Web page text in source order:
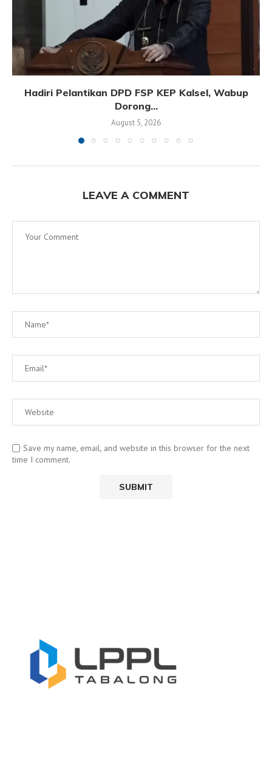
Hadiri Pelantikan DPD FSP KEP Kalsel, Wabup
Dorong...
August 5, 2026
LEAVE A COMMENT
Save my name, email, and website in this browser for the next
time I comment.